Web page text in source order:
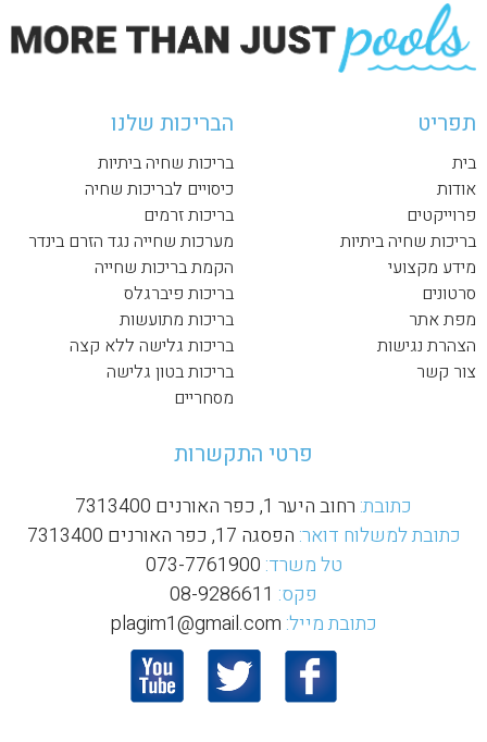
תפריט
בית
אודות
פרוייקטים
בריכות שחיה ביתיות
מידע מקצועי
סרטונים
מפת אתר
הצהרת נגישות
צור קשר
הבריכות שלנו
בריכות שחיה ביתיות
כיסויים לבריכות שחיה
בריכות זרמים
מערכות שחייה נגד הזרם בינדר
הקמת בריכות שחייה
בריכות פיברגלס
בריכות מתועשות
בריכות גלישה ללא קצה
בריכות בטון גלישה
מסחריים
פרטי התקשרות
כתובת: רחוב היער 1, כפר האורנים 7313400
כתובת למשלוח דואר: הפסגה 17, כפר האורנים 7313400
טל משרד: 073-7761900
פקס:
כתובת מייל: plagim1@gmail.com